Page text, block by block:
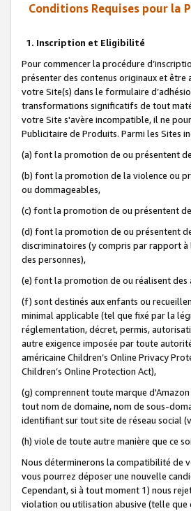
Conditions Requises pour
1. Inscription et Eligibilité
Pour commencer la procédure
présenter des contenus originaux et
votre Site(s) dans le formulaire
transformations significatifs de tout
votre Site s'avère incompatible, il ne
Publicitaire de Produits. Parmi les Sites
(a) font la promotion de ou présentent
(b) font la promotion de la violence ou
ou dommageables,
(c) font la promotion de ou présentent
(d) font la promotion de ou présentent
discriminatoires (y compris par rapport à
des personnes),
(e) font la promotion de ou réalisent des
(f) sont destinés aux enfants ou
minimal applicable (tel que fixé par la
réglementation, décret, permis,
autre exigence imposée par toute
américaine Children’s Online Privacy
Children’s Online Protection Act),
(g) comprennent toute marque
tout nom de domaine, nom de sous-
identifiant sur tout site de réseau social
(h) viole de toute autre manière que ce
Nous déterminerons la compatibilité de
vous pourrez déposer une nouvelle
Cependant, si à tout moment 1) nous
violation ou utilisation abusive (telle que